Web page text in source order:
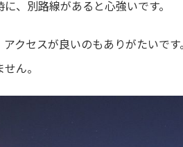
、別路線があると心強いです。
クセスが良いのもありがたいで
ん。